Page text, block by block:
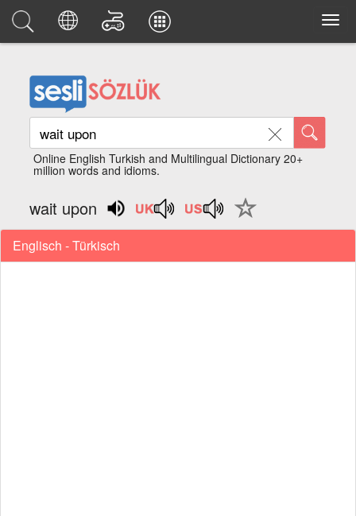
Online English Turkish and Multilingual Dictionary 20+
million words and idioms.
wait upon
Englisch - Türkisch